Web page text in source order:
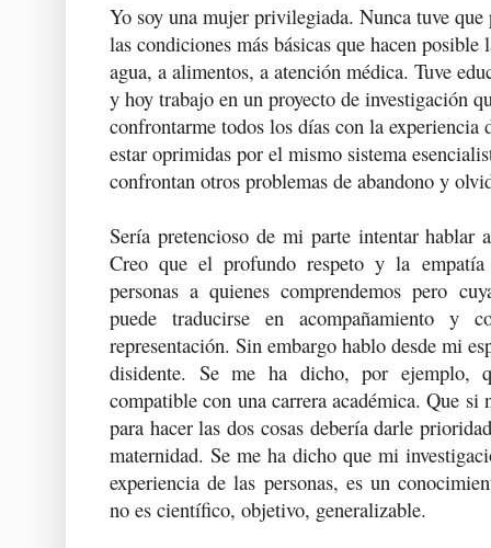
Yo soy una mujer privilegiada. Nunca tuve que
las condiciones más básicas que hacen
agua, a alimentos, a atención médica. Tuve
y hoy trabajo en un proyecto de investigación
confrontarme todos los días con la experiencia
estar oprimidas por el mismo sistema
confrontan otros problemas de abandono y
Sería pretencioso de mi parte intentar hablar
Creo que el profundo respeto y la
personas a quienes comprendemos pero
puede traducirse en acompañamiento y
representación. Sin embargo hablo desde mi
disidente. Se me ha dicho, por ejemplo,
compatible con una carrera académica. Que si
para hacer las dos cosas debería darle
maternidad. Se me ha dicho que mi
experiencia de las personas, es un
no es científico, objetivo, generalizable.